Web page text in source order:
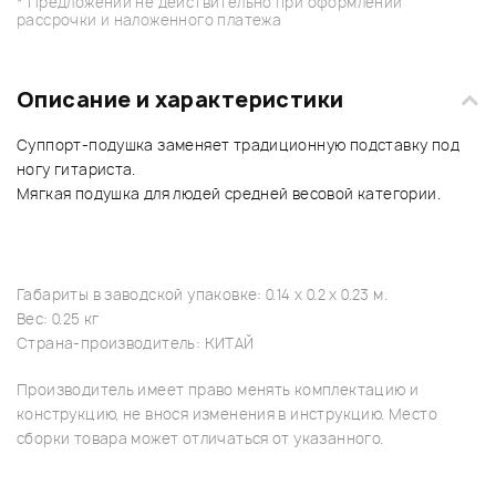
рассрочки и наложенного платежа
Описание и характеристики
Суппорт-подушка заменяет традиционную подставку под
ногу гитариста.
Мягкая подушка для людей средней весовой категории.
Габариты в заводской упаковке: 0.14 x 0.2 x 0.23 м.
Вес: 0.25 кг
Страна-производитель: КИТАЙ
Производитель имеет право менять комплектацию и
конструкцию, не внося изменения в инструкцию. Место
сборки товара может отличаться от указанного.